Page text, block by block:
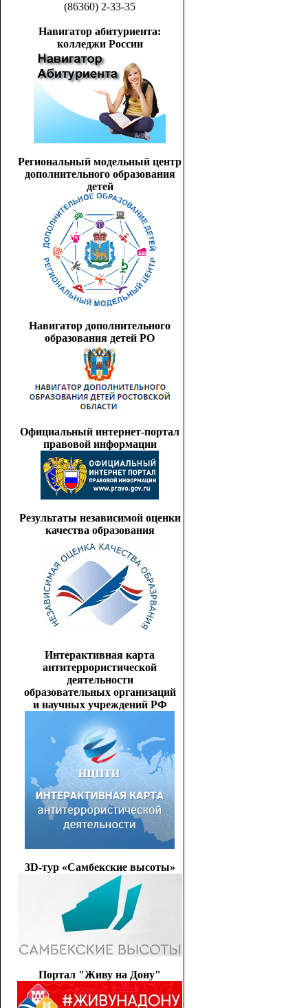
(86360) 2-33-35
Навигатор абитуриента:
колледжи России
Региональный модельный центр
дополнительного образования
детей
Навигатор дополнительного
образования детей РО
Официальный интернет-портал
правовой информации
Результаты независимой оценки
качества образования
Интерактивная карта
антитеррористической
деятельности
образовательных организаций
и научных учреждений РФ
3D-тур «Самбекские высоты»
Портал "Живу на Дону"